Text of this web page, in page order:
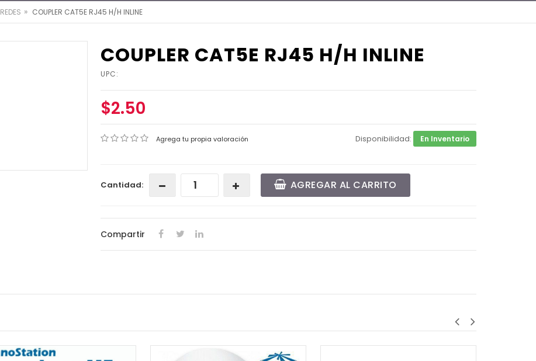
REDES » COUPLER CAT5E RJ45 H/H INLINE
COUPLER CAT5E RJ45 H/H INLINE
UPC:
$2.50
Agrega tu propia valoración Disponibilidad: En Inventario
Cantidad: AGREGAR AL CARRITO
Compartir